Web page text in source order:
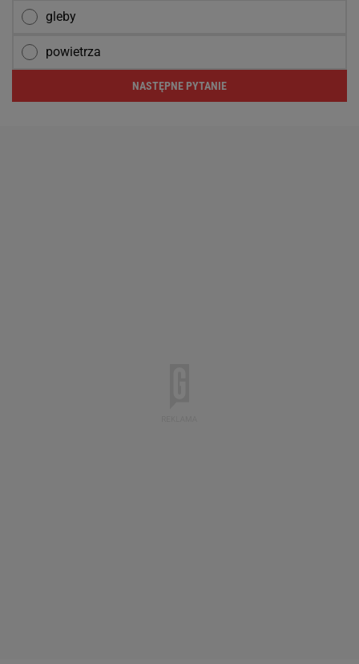
gleby
powietrza
NASTĘPNE PYTANIE